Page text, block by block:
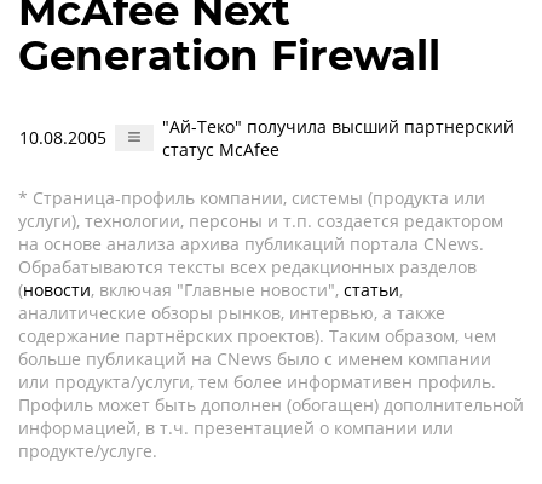
McAfee Next
Generation Firewall
10.08.2005
"Ай-Теко" получила высший партнерский
статус McAfee
* Страница-профиль компании, системы (продукта или
услуги), технологии, персоны и т.п. создается редактором
на основе анализа архива публикаций портала CNews.
Обрабатываются тексты всех редакционных разделов
(новости, включая "Главные новости", статьи,
аналитические обзоры рынков, интервью, а также
содержание партнёрских проектов). Таким образом, чем
больше публикаций на CNews было с именем компании
или продукта/услуги, тем более информативен профиль.
Профиль может быть дополнен (обогащен) дополнительной
информацией, в т.ч. презентацией о компании или
продукте/услуге.